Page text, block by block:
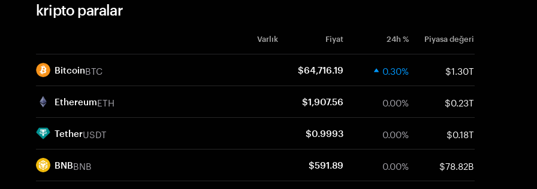
kripto paralar
Varlık Fiyat 24h % Piyasa değeri
BitcoinBTC $64,716.19 0.30% $1.30T
EthereumETH $1,907.56 0.00% $0.23T
TetherUSDT $0.9993 0.00% $0.18T
BNBBNB $591.89 0.00% $78.82B